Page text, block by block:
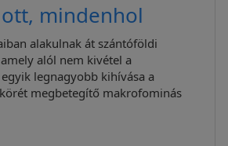
mindenhol
alakulnak át szántóföldi
alól nem kivétel a
legnagyobb kihívása a
megbetegítő makrofominás